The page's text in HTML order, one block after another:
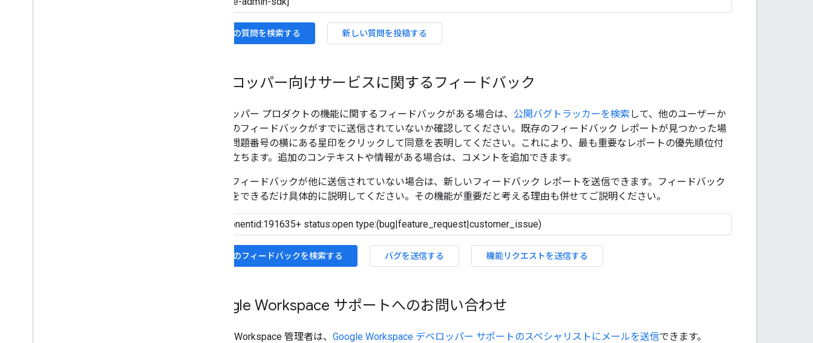
既存の質問を検索する 新しい質問を投稿する
デベロッパー向けサービスに関するフィードバック
デベロッパー プロダクトの機能に関するフィードバックがある場合は、 公開バグトラッカーを検索 して、他のユーザーか
ら同様のフィードバックがすでに送信されていないか確認してください。既存のフィードバック レポートが見つかった場
合は、問題番号の横にある星印をクリックして同意を表明してください。これにより、最も重要なレポートの優先順位付
けに役立ちます。追加のコンテキストや情報がある場合は、コメントを追加できます。
同様のフィードバックが他に送信されていない場合は、新しいフィードバック レポートを送信できます。フィードバック
の内容をできるだけ具体的に説明してください。その機能が重要だと考える理由も併せてご説明ください。
既存のフィードバックを検索する バグを送信する 機能リクエストを送信する
Google Workspace サポートへのお問い合わせ
Google Workspace 管理者は、 Google Workspace デベロッパー サポートのスペシャリストにメールを送信できます。